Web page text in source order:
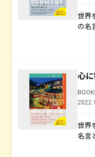
世界
の名
心
世界
名言